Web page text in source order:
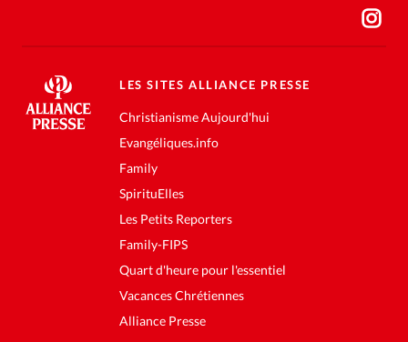
LES SITES ALLIANCE PRESSE
Christianisme Aujourd'hui
Evangéliques.info
Family
SpirituElles
Les Petits Reporters
Family-FIPS
Quart d'heure pour l'essentiel
Vacances Chrétiennes
Alliance Presse